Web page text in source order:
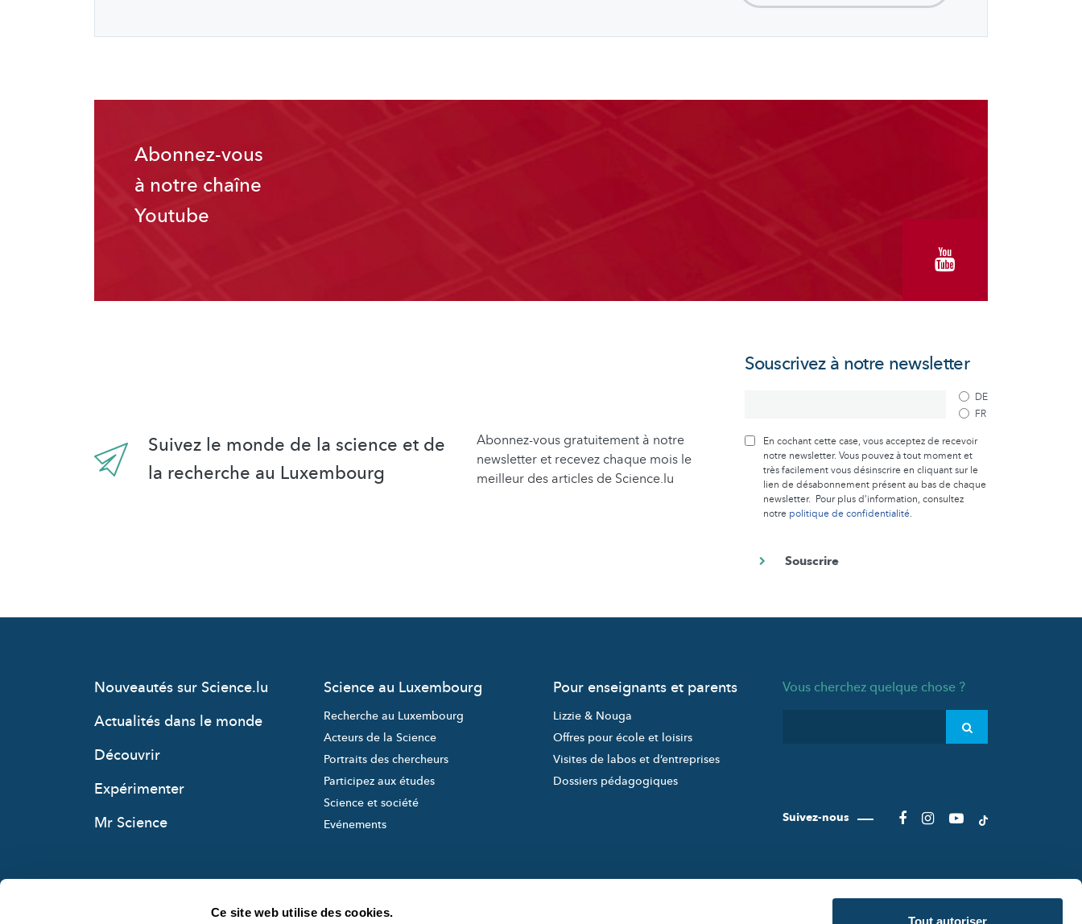
Ce site web utilise des cookies.
Tout autoriser
Abonnez-vous
à notre chaîne
Youtube
Suivez le monde de la science et de
la recherche au Luxembourg
Abonnez-vous gratuitement à notre
newsletter et recevez chaque mois le
meilleur des articles de Science.lu
Souscrivez à notre newsletter
DE
FR
En cochant cette case, vous acceptez de recevoir
notre newsletter. Vous pouvez à tout moment et
très facilement vous désinscrire en cliquant sur le
lien de désabonnement présent au bas de chaque
newsletter. Pour plus d’information, consultez
notre politique de confidentialité.
Nouveautés sur Science.lu
Actualités dans le monde
Découvrir
Expérimenter
Mr Science
Science au Luxembourg
Recherche au Luxembourg
Acteurs de la Science
Portraits des chercheurs
Participez aux études
Science et société
Evénements
Pour enseignants et parents
Lizzie & Nouga
Offres pour école et loisirs
Visites de labos et d’entreprises
Dossiers pédagogiques
Vous cherchez quelque chose ?
Suivez-nous